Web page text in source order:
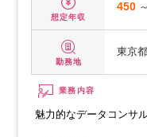
想定年収
450
勤務地
東京都
業務内容
魅力的なデータコンサ